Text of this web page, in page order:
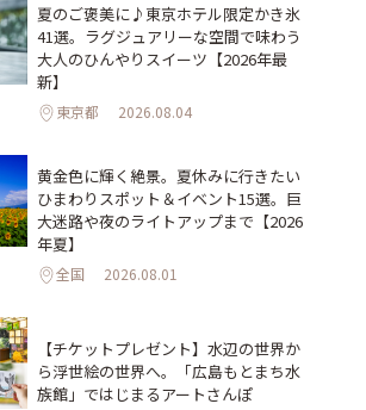
夏のご褒美に♪東京ホテル限定かき氷
41選。ラグジュアリーな空間で味わう
大人のひんやりスイーツ【2026年最
新】
東京都 2026.08.04
黄金色に輝く絶景。夏休みに行きたい
ひまわりスポット＆イベント15選。巨
大迷路や夜のライトアップまで【2026
年夏】
全国 2026.08.01
【チケットプレゼント】水辺の世界か
ら浮世絵の世界へ。「広島もとまち水
族館」ではじまるアートさんぽ